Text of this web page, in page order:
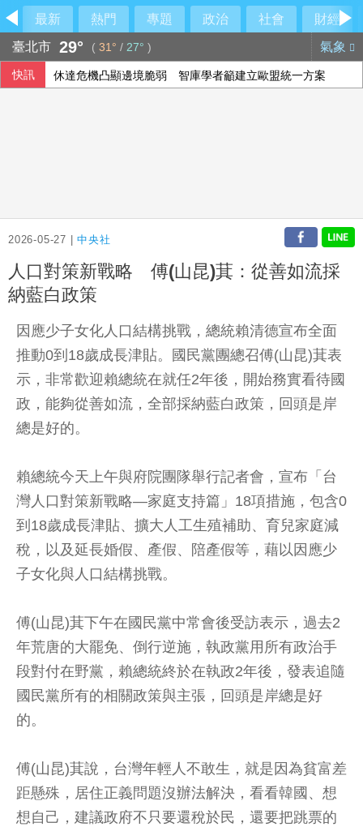
最新 熱門 專題 政治 社會
財經
臺北市 29° ( 31° / 27° ) 氣象
快訊 休達危機凸顯邊境脆弱 智庫學者籲建立歐盟統一方案
2026-05-27 |中央社
人口對策新戰略 傅(山昆)萁：從善如流採
納藍白政策
因應少子女化人口結構挑戰，總統賴清德宣布全面
推動0到18歲成長津貼。國民黨團總召傅(山昆)萁表
示，非常歡迎賴總統在就任2年後，開始務實看待國
政，能夠從善如流，全部採納藍白政策，回頭是岸
總是好的。
賴總統今天上午與府院團隊舉行記者會，宣布「台
灣人口對策新戰略—家庭支持篇」18項措施，包含0
到18歲成長津貼、擴大人工生殖補助、育兒家庭減
稅，以及延長婚假、產假、陪產假等，藉以因應少
子女化與人口結構挑戰。
傅(山昆)萁下午在國民黨中常會後受訪表示，過去2
年荒唐的大罷免、倒行逆施，執政黨用所有政治手
段對付在野黨，賴總統終於在執政2年後，發表追隨
國民黨所有的相關政策與主張，回頭是岸總是好
的。
傅(山昆)萁說，台灣年輕人不敢生，就是因為貧富差
距懸殊，居住正義問題沒辦法解決，看看韓國、想
想自己，建議政府不只要還稅於民，還要把跳票的